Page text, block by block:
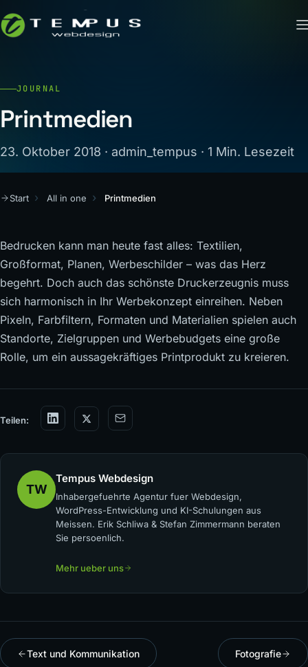
JOURNAL
Printmedien
23. Oktober 2018 · admin_tempus · 1 Min. Lesezeit
Start All in one Printmedien
Bedrucken kann man heute fast alles: Textilien,
Großformat, Planen, Werbeschilder – was das Herz
begehrt. Doch auch das schönste Druckerzeugnis muss
sich harmonisch in Ihr Werbekonzept einreihen. Neben
Pixeln, Farbfiltern, Formaten und Materialien spielen auch
Standorte, Zielgruppen und Werbebudgets eine große
Rolle, um ein aussagekräftiges Printprodukt zu kreieren.
Teilen:
TW
Tempus Webdesign
Inhabergefuehrte Agentur fuer Webdesign,
WordPress-Entwicklung und KI-Schulungen aus
Meissen. Erik Schliwa & Stefan Zimmermann beraten
Sie persoenlich.
Mehr ueber uns
Text und Kommunikation Fotografie